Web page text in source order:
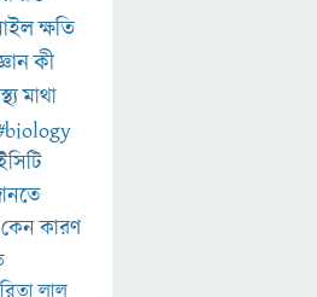
ক্ষতি
কী
মাথা
কেনকারণ